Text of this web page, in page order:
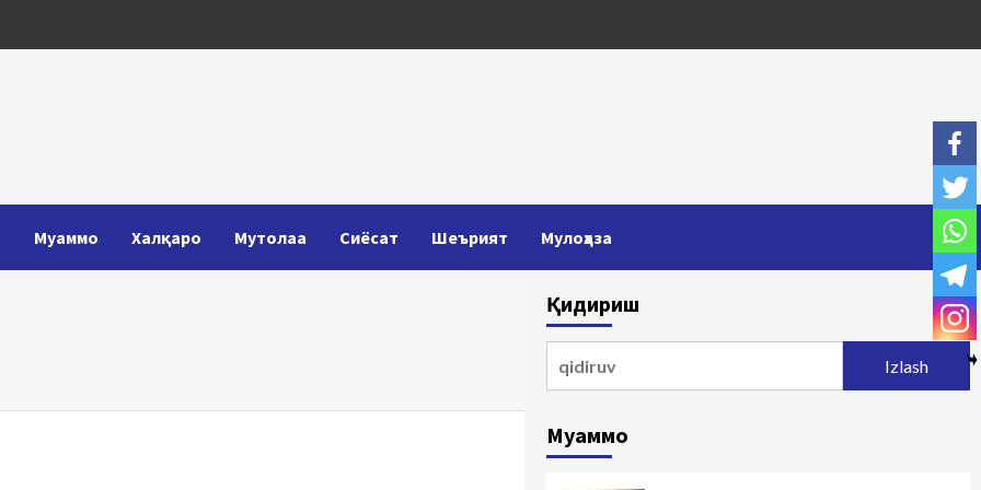
Муаммо Халқаро Мутолаа Сиёсат Шеърият Мулоҳаза
Қидириш
Муаммо